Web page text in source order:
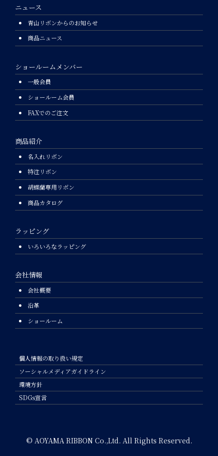
ニュース
青山リボンからのお知らせ
商品ニュース
ショールームメンバー
一般会員
ショールーム会員
FAXでのご注文
商品紹介
名入れリボン
特注リボン
胡蝶蘭専用リボン
商品カタログ
ラッピング
いろいろなラッピング
会社情報
会社概要
沿革
ショールーム
個人情報の取り扱い規定
ソーシャルメディアガイドライン
環境方針
SDGs宣言
© AOYAMA RIBBON Co.,Ltd. All Rights Reserved.